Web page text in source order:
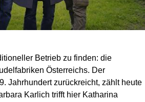
Betrieb zu finden: die
Österreichs. Der
Jahrhundert zurückreicht, zählt heute
Karlich trifft hier Katharina